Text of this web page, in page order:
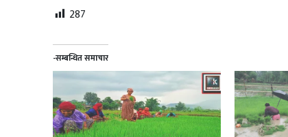
287
-सम्बन्धित समाचार